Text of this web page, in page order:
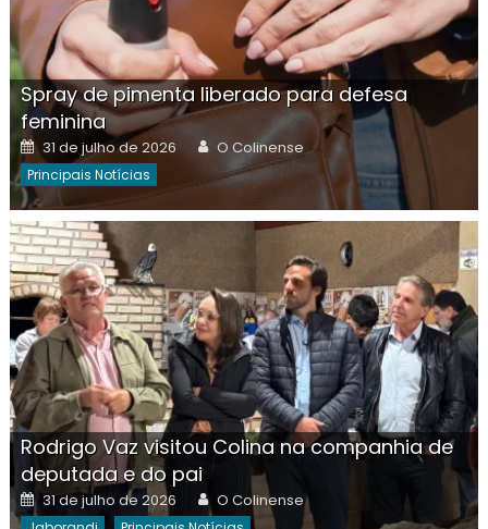
Spray de pimenta liberado para defesa
feminina
Posted
on
31 de julho de 2026 Author
O Colinense
Principais Notícias
Rodrigo Vaz visitou Colina na companhia de
deputada e do pai
Posted
on
31 de julho de 2026 Author
O Colinense